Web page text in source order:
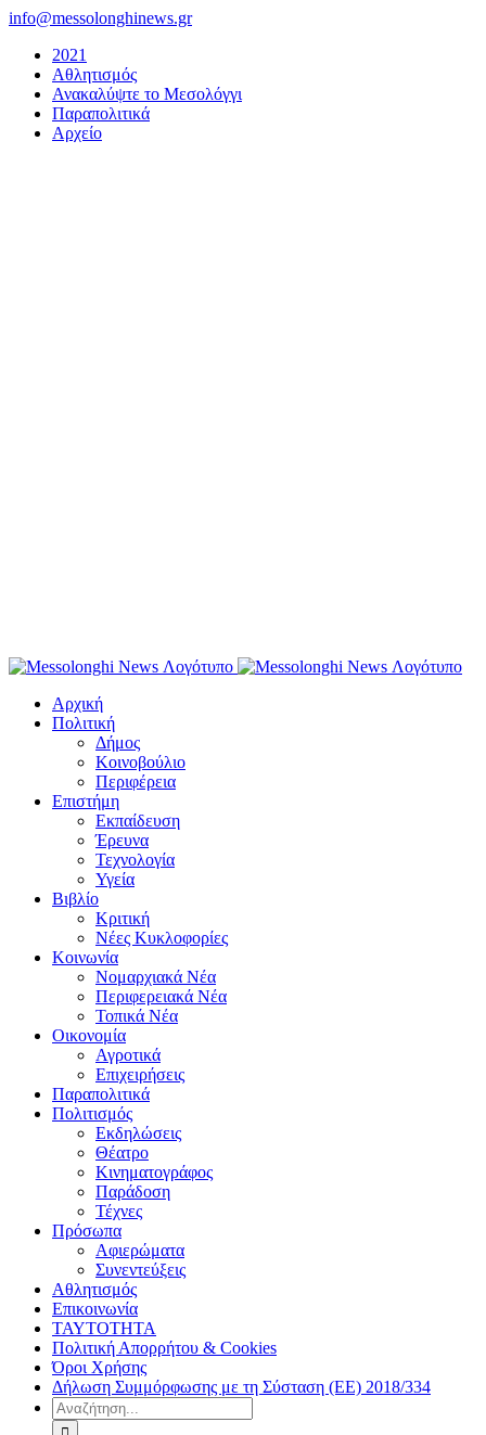
Μετάβαση
περιεχόμενο
info@messolonghinews.gr
2021
Αθλητισμός
Ανακαλύψτε το Μεσολόγγι
Παραπολιτικά
Αρχείο
Αρχική
Πολιτική
Δήμος
Κοινοβούλιο
Περιφέρεια
Επιστήμη
Εκπαίδευση
Έρευνα
Τεχνολογία
Υγεία
Βιβλίο
Κριτική
Νέες Κυκλοφορίες
Κοινωνία
Νομαρχιακά Νέα
Περιφερειακά Νέα
Τοπικά Νέα
Οικονομία
Αγροτικά
Επιχειρήσεις
Παραπολιτικά
Πολιτισμός
Εκδηλώσεις
Θέατρο
Κινηματογράφος
Παράδοση
Τέχνες
Πρόσωπα
Αφιερώματα
Συνεντεύξεις
Αθλητισμός
Επικοινωνία
ΤΑΥΤΟΤΗΤΑ
Πολιτική Απορρήτου & Cookies
Όροι Χρήσης
Δήλωση Συμμόρφωσης με τη Σύσταση (ΕΕ) 2018/334
Αναζήτηση
για: